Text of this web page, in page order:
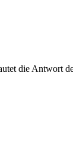
die Antwort